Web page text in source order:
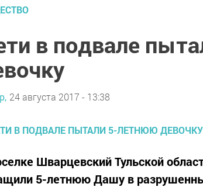
в подвале
24 августа 2017 - 13:38
Шварцевский Тульской
5-летнюю Дашу в